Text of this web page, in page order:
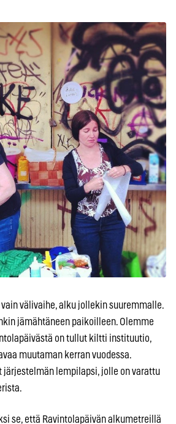
välivaihe, alku jollekin suuremmalle.
jämähtäneen paikoilleen. Olemme
on tullut kiltti instituutio,
muutaman kerran vuodessa.
järjestelmän lempilapsi, jolle on varattu
se, että Ravintolapäivän alkumetreillä